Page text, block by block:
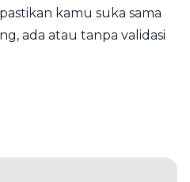
kamu suka sama
ada atau tanpa validasi